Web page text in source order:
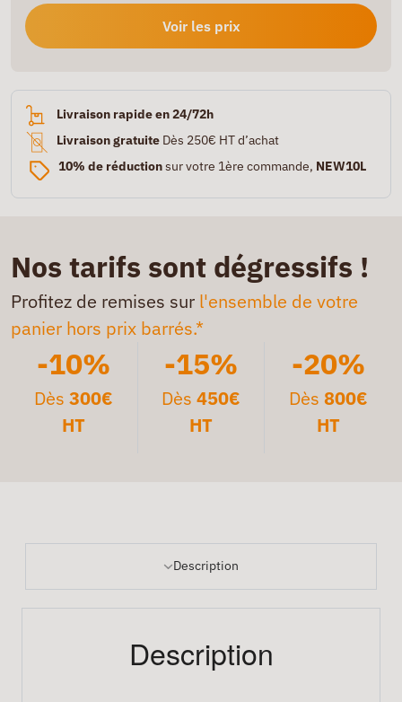
Voir les prix
Livraison rapide en 24/72h
Livraison gratuite Dès 250€ HT d’achat
10% de réductionsur votre 1ère commande, NEW10L
Nos tarifs sont dégressifs !
Profitez de remises sur l'ensemble de votre
panier hors prix barrés.*
-10%
Dès300€
HT
-15%
Dès 450€
HT
-20%
Dès 800€
HT
Description
Description